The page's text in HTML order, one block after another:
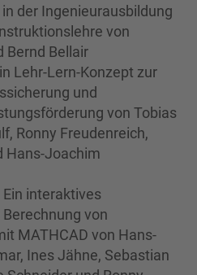
der Ingenieurausbildung
von
Bernd Bellair
Lehr-Lern-Konzept zur
und
von Tobias
Ronny Freudenreich,
Hans-Joachim
interaktives
von
MATHCAD von Hans-
Ines Jähne, Sebastian